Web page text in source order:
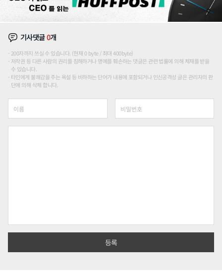
기사댓글0개
200자까지 쓰실 수 있습니다. (현재 0 byte / 최대 400byte)
저작권 등 다른 사람의 권리를 침해하거나 명예를 훼손하는 댓글은 관련 법률에 의해 제재를 받을
수 있습니다.
타인에게 불쾌감을 주는 욕설 등 비하하는 단어가 내용에 포함되거나 인신공격성 글은 관리자의 판
단에 의해 삭제 합니다.